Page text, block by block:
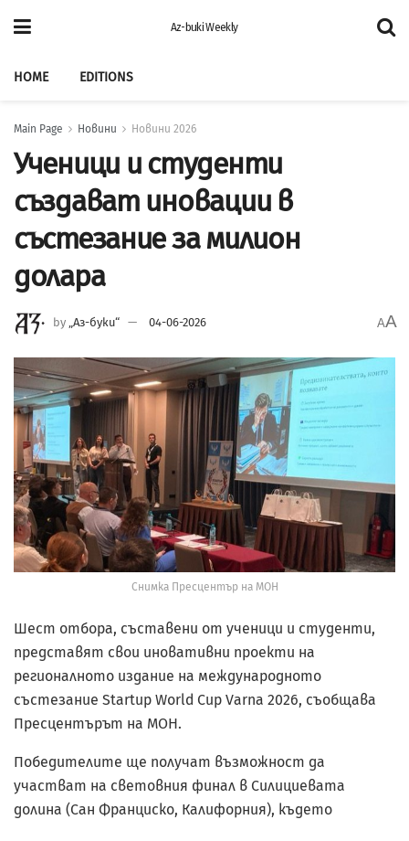
Az-buki Weekly
HOME EDITIONS
Main Page Новини Новини 2026
Ученици и студенти
създават иновации в
състезание за милион
долара
by „Аз-буки“ 04-06-2026 AA
Снимка Пресцентър на МОН
Шест отбора, съставени от ученици и студенти,
представят свои иновативни проекти на
регионалното издание на международното
състезание Startup World Cup Varna 2026, съобщава
Пресцентърът на МОН.
Победителите ще получат възможност да
участват на световния финал в Силициевата
долина (Сан Франциско, Калифорния), където